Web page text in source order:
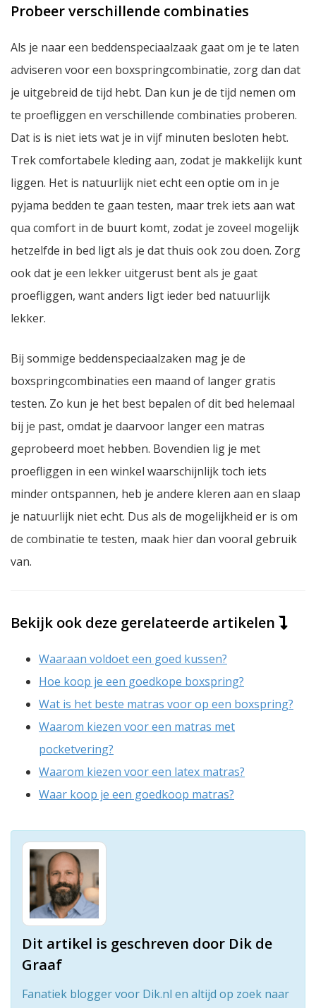
Probeer verschillende combinaties
Als je naar een beddenspeciaalzaak gaat om je te laten
adviseren voor een boxspringcombinatie, zorg dan dat
je uitgebreid de tijd hebt. Dan kun je de tijd nemen om
te proefliggen en verschillende combinaties proberen.
Dat is is niet iets wat je in vijf minuten besloten hebt.
Trek comfortabele kleding aan, zodat je makkelijk kunt
liggen. Het is natuurlijk niet echt een optie om in je
pyjama bedden te gaan testen, maar trek iets aan wat
qua comfort in de buurt komt, zodat je zoveel mogelijk
hetzelfde in bed ligt als je dat thuis ook zou doen. Zorg
ook dat je een lekker uitgerust bent als je gaat
proefliggen, want anders ligt ieder bed natuurlijk
lekker.
Bij sommige beddenspeciaalzaken mag je de
boxspringcombinaties een maand of langer gratis
testen. Zo kun je het best bepalen of dit bed helemaal
bij je past, omdat je daarvoor langer een matras
geprobeerd moet hebben. Bovendien lig je met
proefliggen in een winkel waarschijnlijk toch iets
minder ontspannen, heb je andere kleren aan en slaap
je natuurlijk niet echt. Dus als de mogelijkheid er is om
de combinatie te testen, maak hier dan vooral gebruik
van.
Bekijk ook deze gerelateerde artikelen
Waaraan voldoet een goed kussen?
Hoe koop je een goedkope boxspring?
Wat is het beste matras voor op een boxspring?
Waarom kiezen voor een matras met
pocketvering?
Waarom kiezen voor een latex matras?
Waar koop je een goedkoop matras?
Dit artikel is geschreven door Dik de
Graaf
Fanatiek blogger voor Dik.nl en altijd op zoek naar